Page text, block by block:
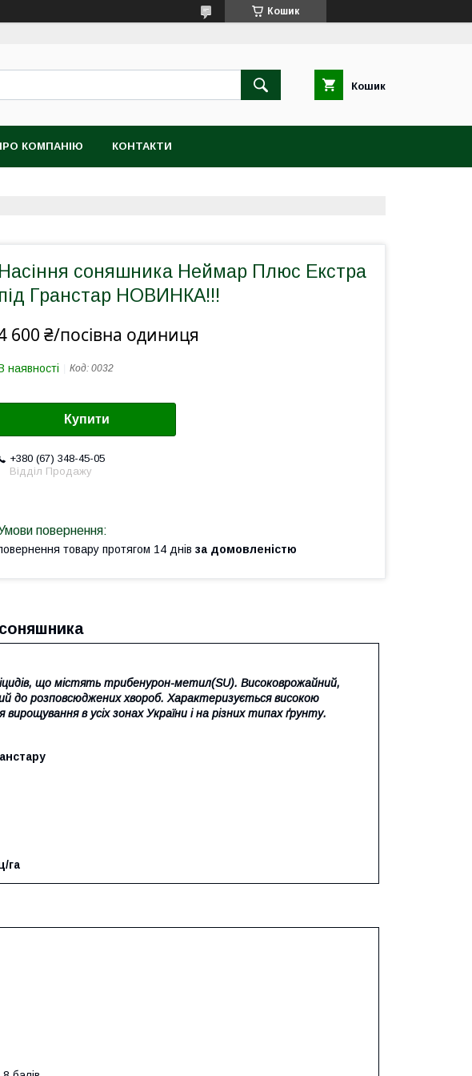
Кошик
Кошик
КОМПАНІЮ КОНТАКТИ
Насіння соняшника Неймар Плюс Екстра
під Гранстар НОВИНКА!!!
600 ₴/посівна одиниця
наявності Код: 0032
Купити
+380 (67) 348-45-05
Відділ Продажу
товару протягом 14 днів за домовленістю
що містять трибенурон-метил(SU). Високоврожайний,
до розповсюджених хвороб. Характеризується високою
в усіх зонах України і на різних типах ґрунту.
га